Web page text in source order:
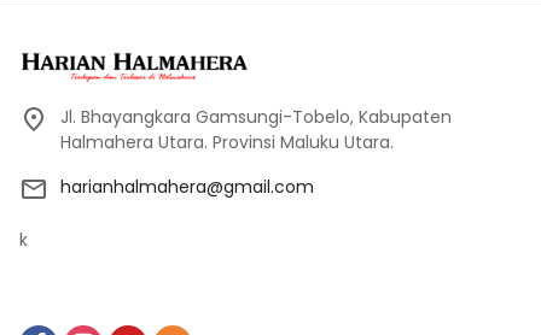
Jl. Bhayangkara Gamsungi-Tobelo, Kabupaten
Halmahera Utara. Provinsi Maluku Utara.
harianhalmahera@gmail.com
k